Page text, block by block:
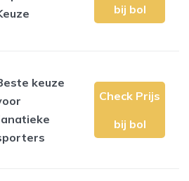
bij bol
keuze
Check Prijs
bij bol